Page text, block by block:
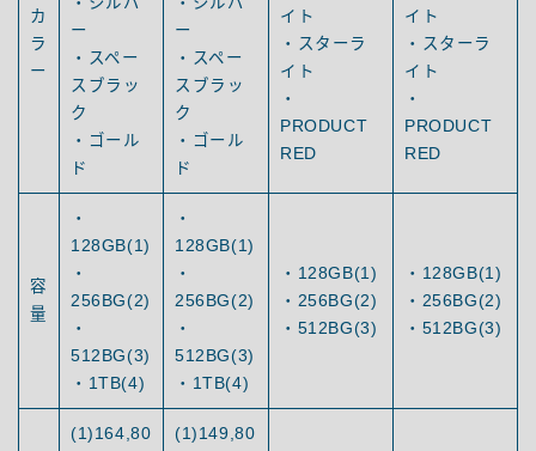
カ
ラ
ー
ー
・スペー
スブラッ
ク
・ゴール
ド
ー
・スペー
スブラッ
ク
・ゴール
ド
イト
・スターラ
イト
・
PRODUCT
RED
イト
・スターラ
イト
・
PRODUCT
RED
容
量
・
128GB(1)
・
256BG(2)
・
512BG(3)
・1TB(4)
・
128GB(1)
・
256BG(2)
・
512BG(3)
・1TB(4)
・128GB(1)
・256BG(2)
・512BG(3)
・128GB(1)
・256BG(2)
・512BG(3)
(1)164,80
(1)149,80